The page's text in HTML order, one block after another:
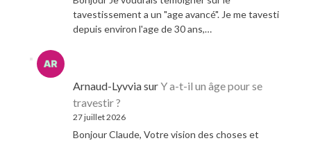
tavestissement a un "age avancé". Je me tavesti
depuis environ l'age de 30 ans,…
Arnaud-LyvviasurY a-t-il un âge pour se
travestir ?
27 juillet 2026
Bonjour Claude, Votre vision des choses et